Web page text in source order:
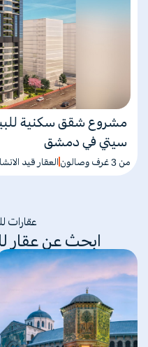
مشروع شقق سكنية
سيتي في دمشق
من 3 غرف وصالون العقار قيد
عقارات
ابحث عن عقار